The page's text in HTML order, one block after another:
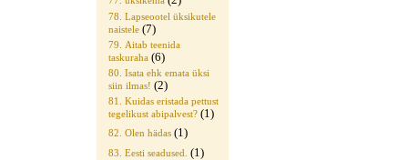
78. Lapseootel üksikutele
naistele (7)
79. Aitab teenida
taskuraha (6)
80. Isata ehk emata üksi
siin ilmas! (2)
81. Kuidas eristada pettust
tegelikust abipalvest? (1)
82. Olen hädas (1)
83. Eesti seadused. (1)